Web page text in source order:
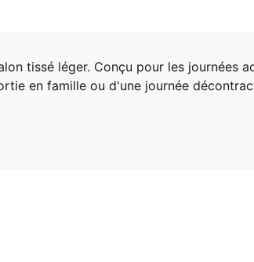
tissé léger. Conçu pour les journées
en famille ou d'une journée